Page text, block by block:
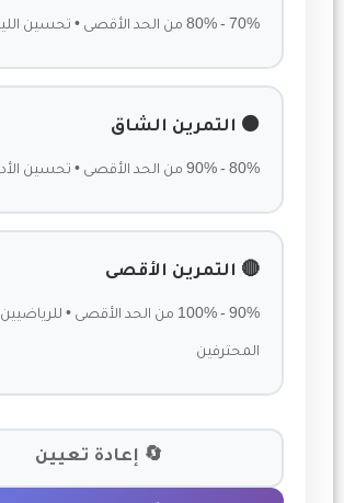
70% - 80% من الحد الأقصى • تحسين اللياقة القلبية
🟠 التمرين الشاق
80% - 90% من الحد الأقصى • تحسين الأداء الرياضي
🔴 التمرين الأقصى
90% - 100% من الحد الأقصى • للرياضيين
المحترفين
🔄 إعادة تعيين